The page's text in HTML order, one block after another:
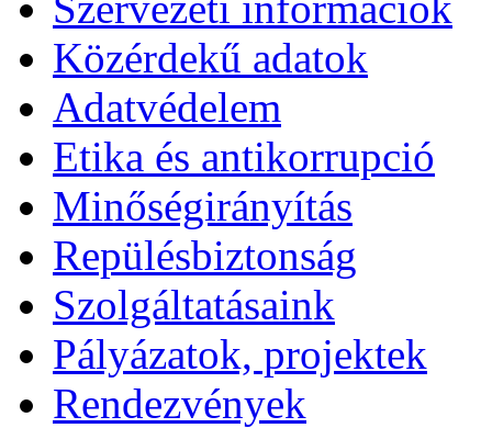
Közérdekű adatok
Adatvédelem
Etika és antikorrupció
Minőségirányítás
Repülésbiztonság
Szolgáltatásaink
Pályázatok, projektek
Rendezvények